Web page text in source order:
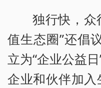
独行快，众
值生态圈”还倡
立为“企业公益
企业和伙伴加入